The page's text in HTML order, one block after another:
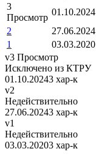
3
Просмотр
01.10.2024
2
27.06.2024
1
03.03.2020
v3 Просмотр
Исключено из КТРУ
01.10.20243 хар-к
v2
Недействительно
27.06.20243 хар-к
v1
Недействительно
03.03.20203 хар-к